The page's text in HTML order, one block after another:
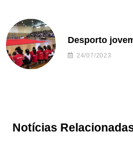
Desporto
24/07/2023
Notícias